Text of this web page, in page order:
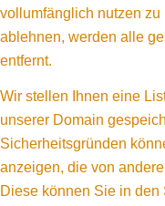
vollumfänglich nutzen
ablehnen, werden alle
entfernt.
Wir stellen Ihnen eine
unserer Domain
Sicherheitsgründen
anzeigen, die von
Diese können Sie in